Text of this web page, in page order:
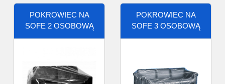
POKROWIEC NA
SOFE 2 OSOBOWĄ
POKROWIEC NA
SOFE 3 OSOBOWĄ